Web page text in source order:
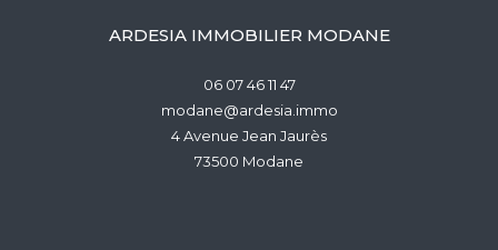
ARDESIA IMMOBILIER MODANE
06 07 46 11 47
modane@ardesia.immo
4 Avenue Jean Jaurès
73500
modane